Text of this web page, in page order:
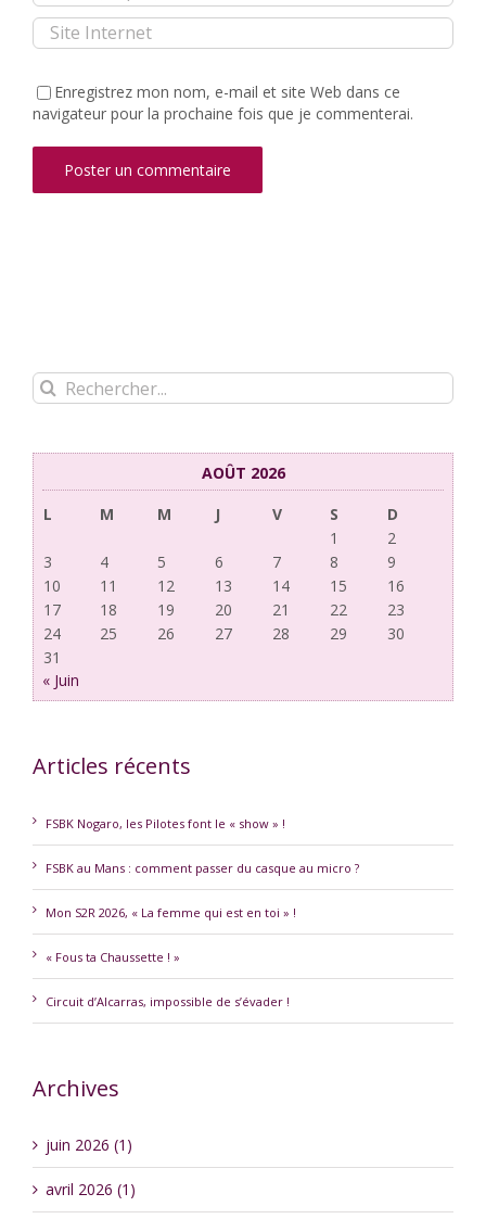
Enregistrez mon nom, e-mail et site Web dans ce
navigateur pour la prochaine fois que je commenterai.
Rechercher:
AOÛT 2026
L
M M J V S
D
1
2
3
4 5 6 7 8
9
10
11 12 13 14 15
16
17
18 19 20 21 22
23
24
25 26 27 28 29
30
31
« Juin
Articles récents
FSBK Nogaro, les Pilotes font le « show » !
FSBK au Mans : comment passer du casque au micro ?
Mon S2R 2026, « La femme qui est en toi » !
« Fous ta Chaussette ! »
Circuit d’Alcarras, impossible de s’évader !
Archives
juin 2026 (1)
avril 2026 (1)